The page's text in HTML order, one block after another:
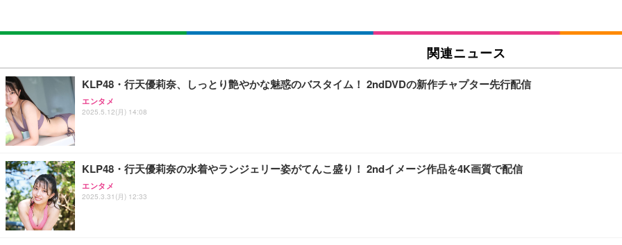
関連ニュース
KLP48・行天優莉奈、しっとり艶やかな魅惑のバスタイム！ 2ndDVDの新作チャプター先行配信
エンタメ
2025.5.12(月) 14:08
KLP48・行天優莉奈の水着やランジェリー姿がてんこ盛り！ 2ndイメージ作品を4K画質で配信
エンタメ
2025.3.31(月) 12:33